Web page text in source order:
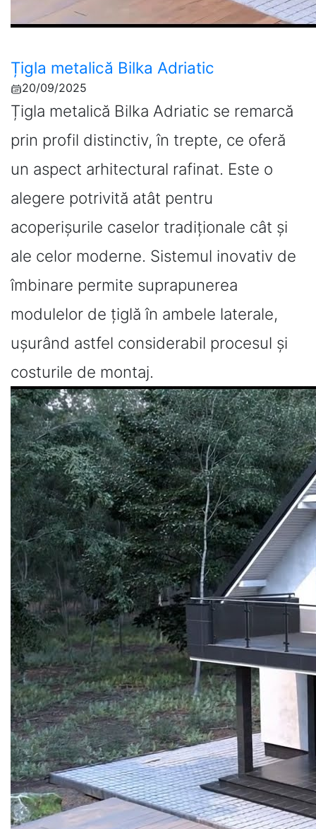
Țigla metalică Bilka Adriatic
20/09/2025
Țigla metalică Bilka Adriatic se remarcă
prin profil distinctiv, în trepte, ce oferă
un aspect arhitectural rafinat. Este o
alegere potrivită atât pentru
acoperișurile caselor tradiționale cât și
ale celor moderne. Sistemul inovativ de
îmbinare permite suprapunerea
modulelor de țiglă în ambele laterale,
ușurând astfel considerabil procesul și
costurile de montaj.